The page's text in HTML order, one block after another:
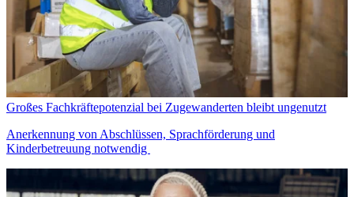
Großes Fachkräftepotenzial bei Zugewanderten bleibt ungenutzt
Anerkennung von Abschlüssen, Sprachförderung und
Kinderbetreuung notwendig